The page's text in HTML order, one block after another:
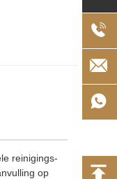
reinigings-
op